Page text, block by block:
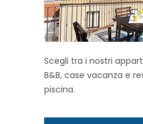
Scegli tra i nostri
B&B, case vacanza e
piscina.